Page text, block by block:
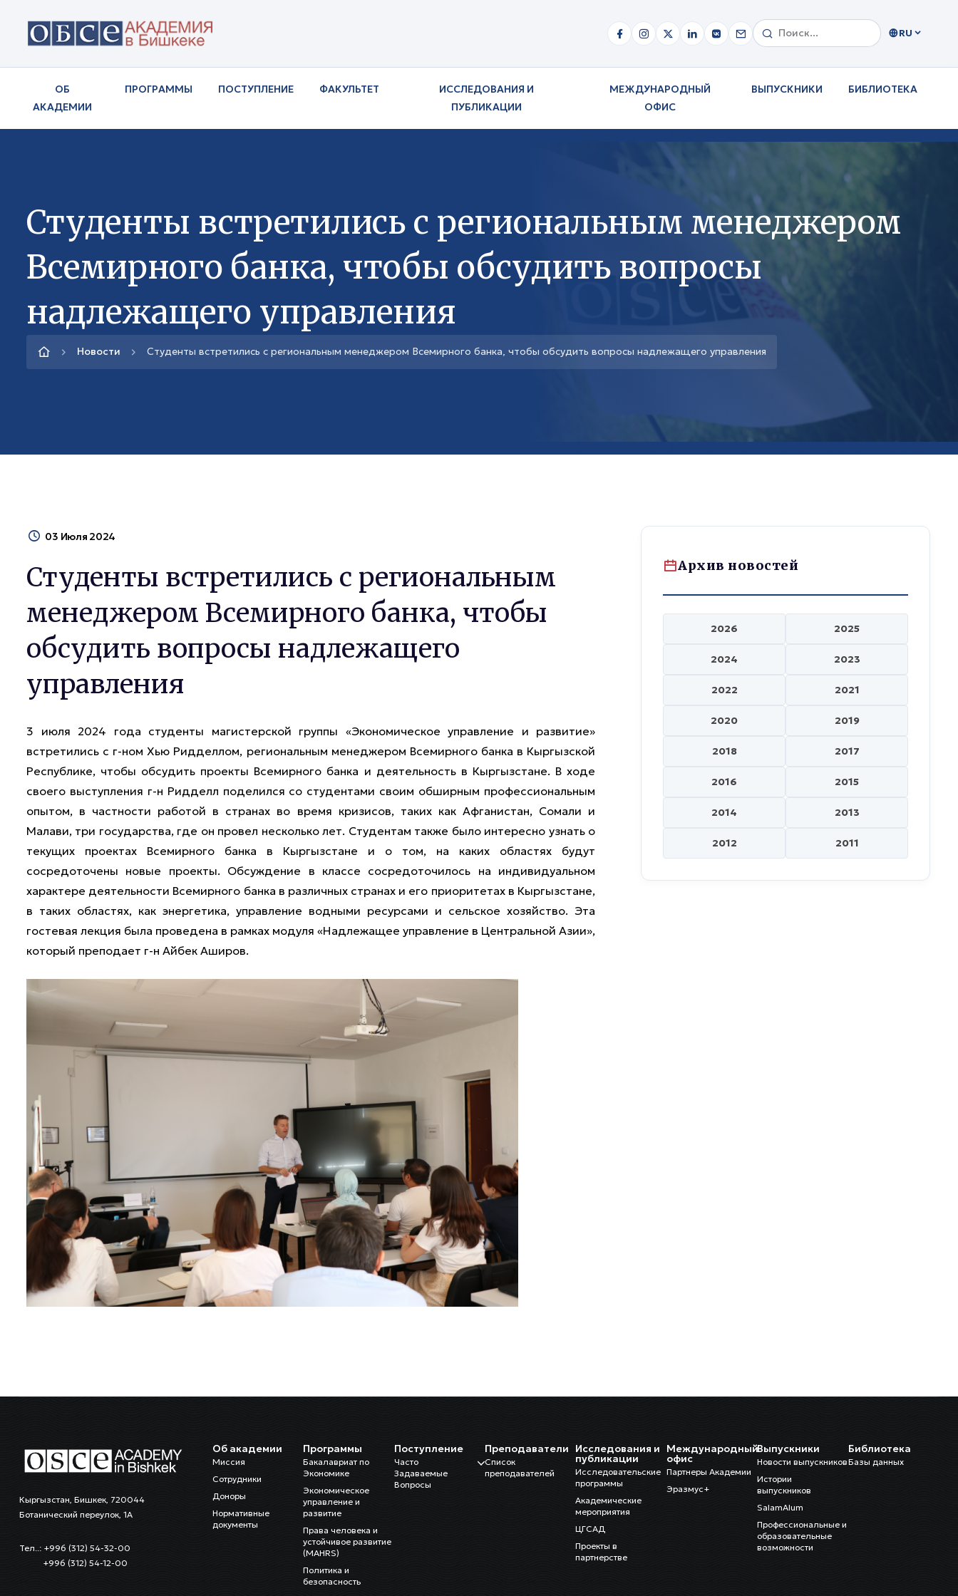
RU
ОБ
АКАДЕМИИ
ПРОГРАММЫ ПОСТУПЛЕНИЕ ФАКУЛЬТЕТ
ИССЛЕДОВАНИЯ И
ПУБЛИКАЦИИ
МЕЖДУНАРОДНЫЙ
ОФИС
ВЫПУСКНИКИ БИБЛИОТЕКА
Студенты встретились с региональным менеджером
Всемирного банка, чтобы обсудить вопросы
надлежащего управления
Новости Студенты встретились с региональным менеджером Всемирного банка, чтобы обсудить вопросы надлежащего управления
03 Июля 2024
Студенты встретились с региональным
менеджером Всемирного банка, чтобы
обсудить вопросы надлежащего
управления
3 июля 2024 года студенты магистерской группы «Экономическое управление и развитие»
встретились с г-ном Хью Ридделлом, региональным менеджером Всемирного банка в Кыргызской
Республике, чтобы обсудить проекты Всемирного банка и деятельность в Кыргызстане. В ходе
своего выступления г-н Ридделл поделился со студентами своим обширным профессиональным
опытом, в частности работой в странах во время кризисов, таких как Афганистан, Сомали и
Малави, три государства, где он провел несколько лет. Студентам также было интересно узнать о
текущих проектах Всемирного банка в Кыргызстане и о том, на каких областях будут
сосредоточены новые проекты. Обсуждение в классе сосредоточилось на индивидуальном
характере деятельности Всемирного банка в различных странах и его приоритетах в Кыргызстане,
в таких областях, как энергетика, управление водными ресурсами и сельское хозяйство. Эта
гостевая лекция была проведена в рамках модуля «Надлежащее управление в Центральной Азии»,
который преподает г-н Айбек Аширов.
Архив новостей
2026 2025
2024 2023
2022 2021
2020 2019
2018 2017
2016 2015
2014 2013
2012 2011
Кыргызстан, Бишкек, 720044
Ботанический переулок, 1А
Тел..: +996 (312) 54-32-00
+996 (312) 54-12-00
Об академии
Миссия
Сотрудники
Доноры
Нормативные
документы
Программы
Бакалавриат по
Экономике
Экономическое
управление и
развитие
Права человека и
устойчивое развитие
(MAHRS)
Политика и
безопасность
Поступление
Часто
Задаваемые
Вопросы
Преподаватели
Список
преподавателей
Исследования и
публикации
Исследовательские
программы
Академические
мероприятия
ЦГСАД
Проекты в
партнерстве
Международный
офис
Партнеры Академии
Эразмус+
Выпускники
Новости выпускников
Истории
выпускников
SalamAlum
Профессиональные и
образовательные
возможности
Библиотека
Базы данных